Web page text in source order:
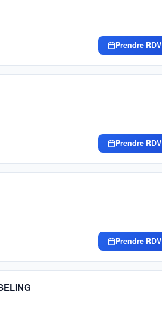
Prendre RDV
Prendre RDV
Prendre RDV